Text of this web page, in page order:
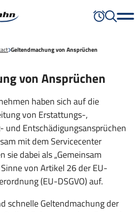
Geltendmachung von Ansprüchen
von Ansprüchen
haben sich auf die
von Erstattungs-,
und Entschädigungsansprüchen
mit dem Servicecenter
sie dabei als „Gemeinsam
von Artikel 26 der EU-
(EU-DSGVO) auf.
schnelle Geltendmachung der